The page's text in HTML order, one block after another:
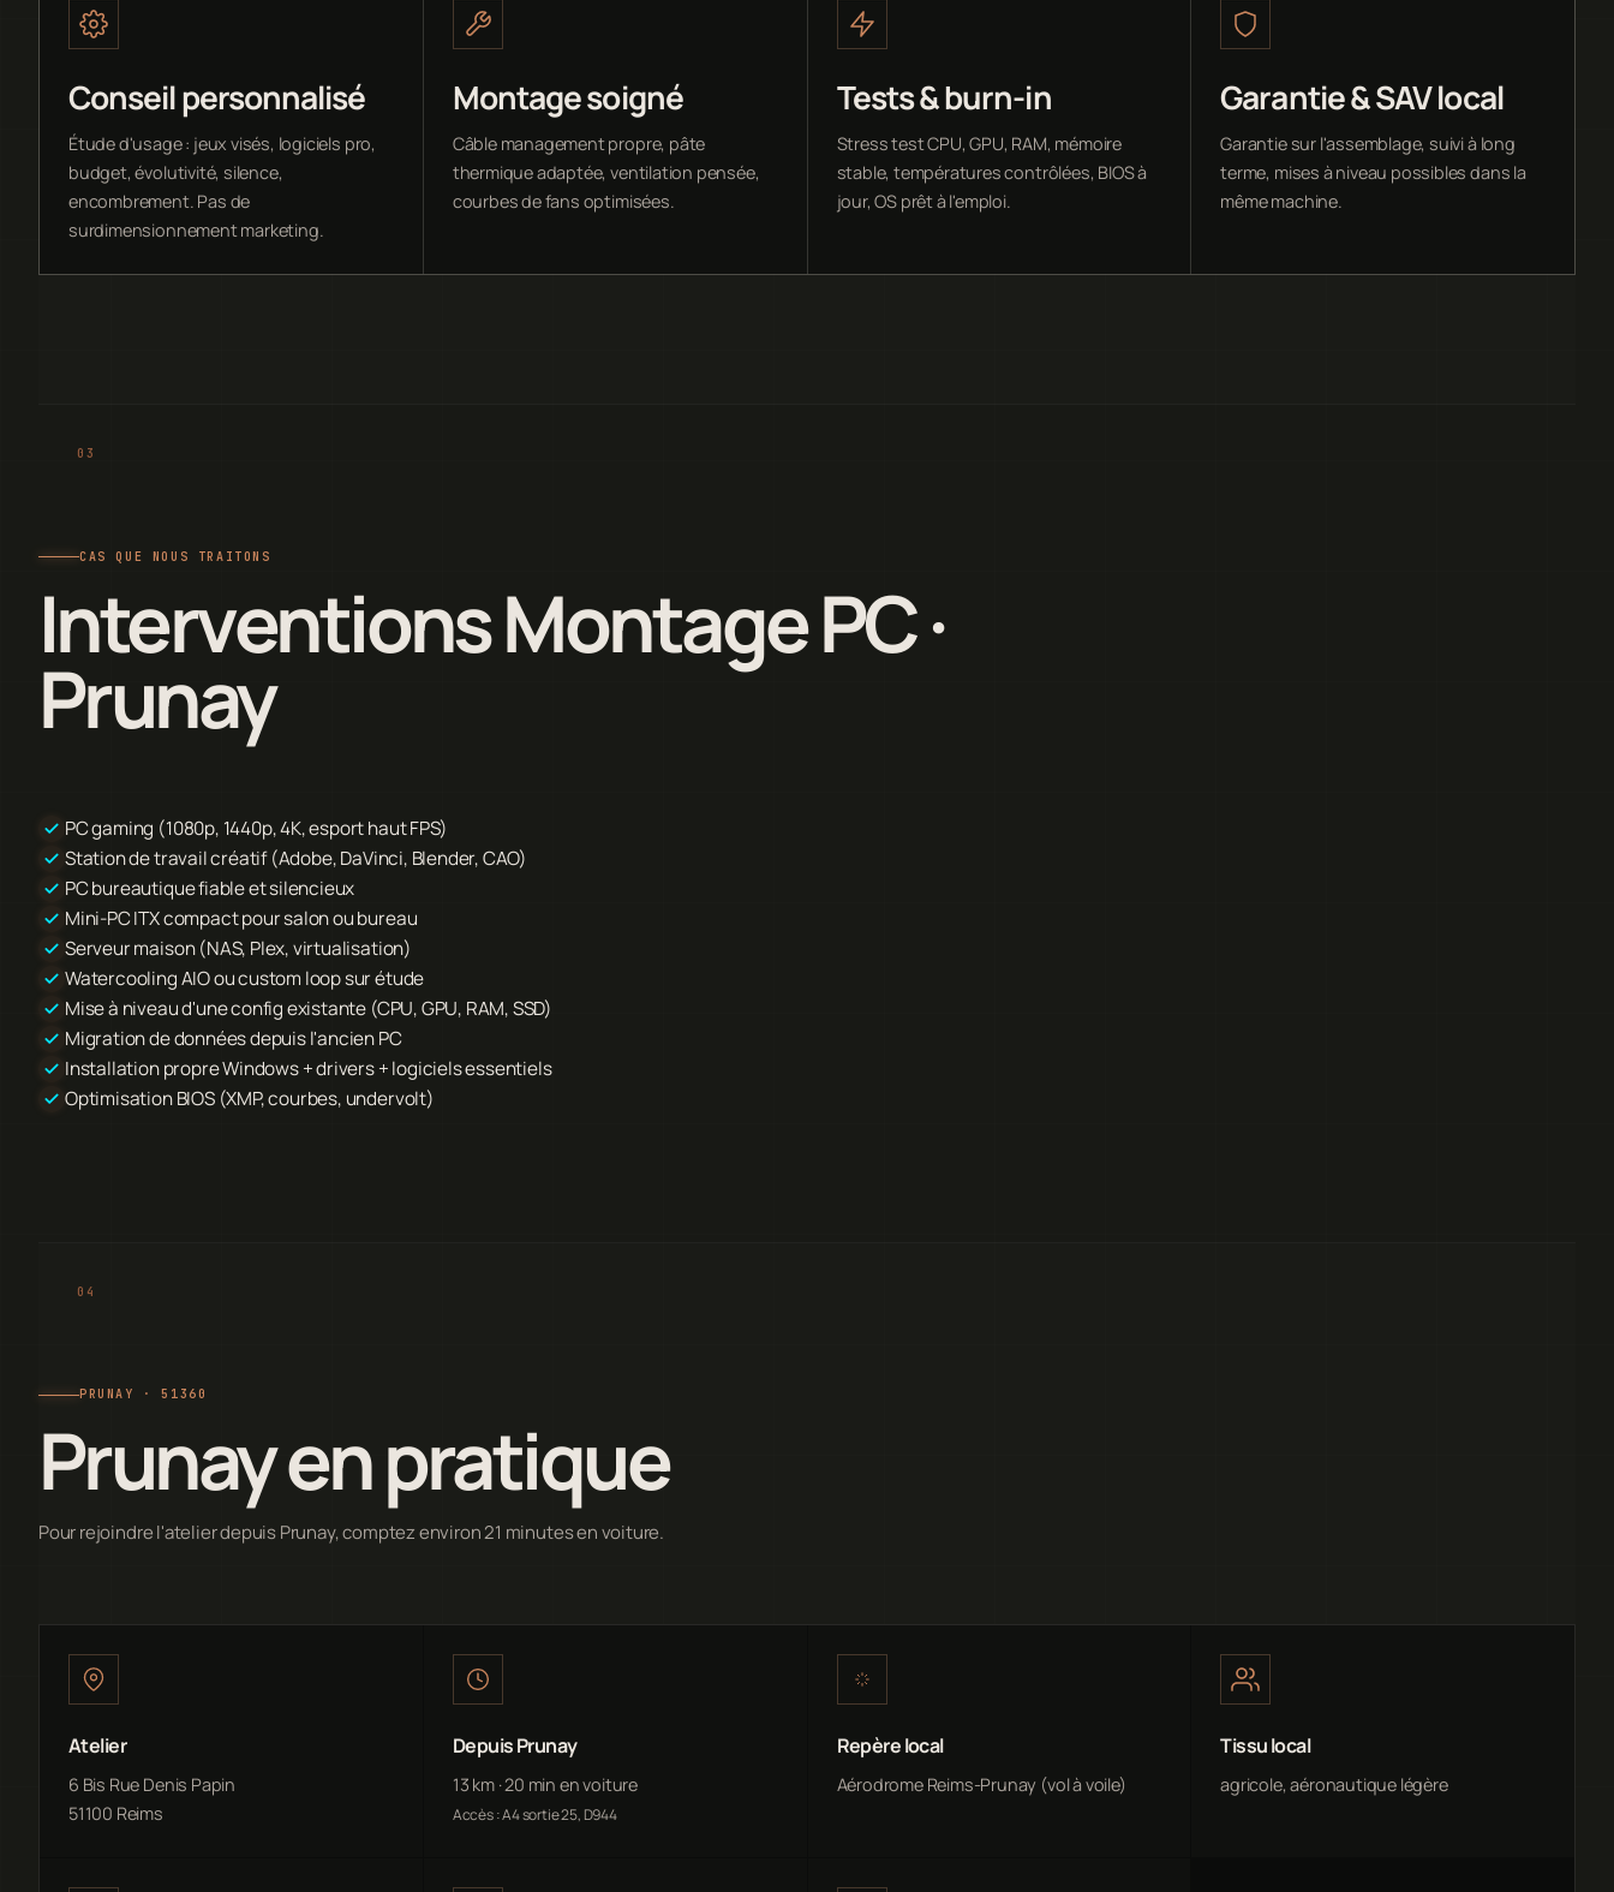
Conseil personnalisé
Étude d'usage : jeux visés, logiciels pro,
budget, évolutivité, silence,
encombrement. Pas de
surdimensionnement marketing.
Montage soigné
Câble management propre, pâte
thermique adaptée, ventilation pensée,
courbes de fans optimisées.
Tests & burn-in
Stress test CPU, GPU, RAM, mémoire
stable, températures contrôlées, BIOS à
jour, OS prêt à l'emploi.
Garantie & SAV local
Garantie sur l'assemblage, suivi à long
terme, mises à niveau possibles dans la
même machine.
CAS QUE NOUS TRAITONS
Interventions Montage PC ·
Prunay
PC gaming (1080p, 1440p, 4K, esport haut FPS)
Station de travail créatif (Adobe, DaVinci, Blender, CAO)
PC bureautique fiable et silencieux
Mini-PC ITX compact pour salon ou bureau
Serveur maison (NAS, Plex, virtualisation)
Watercooling AIO ou custom loop sur étude
Mise à niveau d'une config existante (CPU, GPU, RAM, SSD)
Migration de données depuis l'ancien PC
Installation propre Windows + drivers + logiciels essentiels
Optimisation BIOS (XMP, courbes, undervolt)
PRUNAY · 51360
Prunay en pratique
Pour rejoindre l'atelier depuis Prunay, comptez environ 21 minutes en voiture.
Atelier
6 Bis Rue Denis Papin
51100 Reims
Depuis Prunay
13 km · 20 min en voiture
Accès : A4 sortie 25, D944
Repère local
Aérodrome Reims-Prunay (vol à voile)
Tissu local
agricole, aéronautique légère